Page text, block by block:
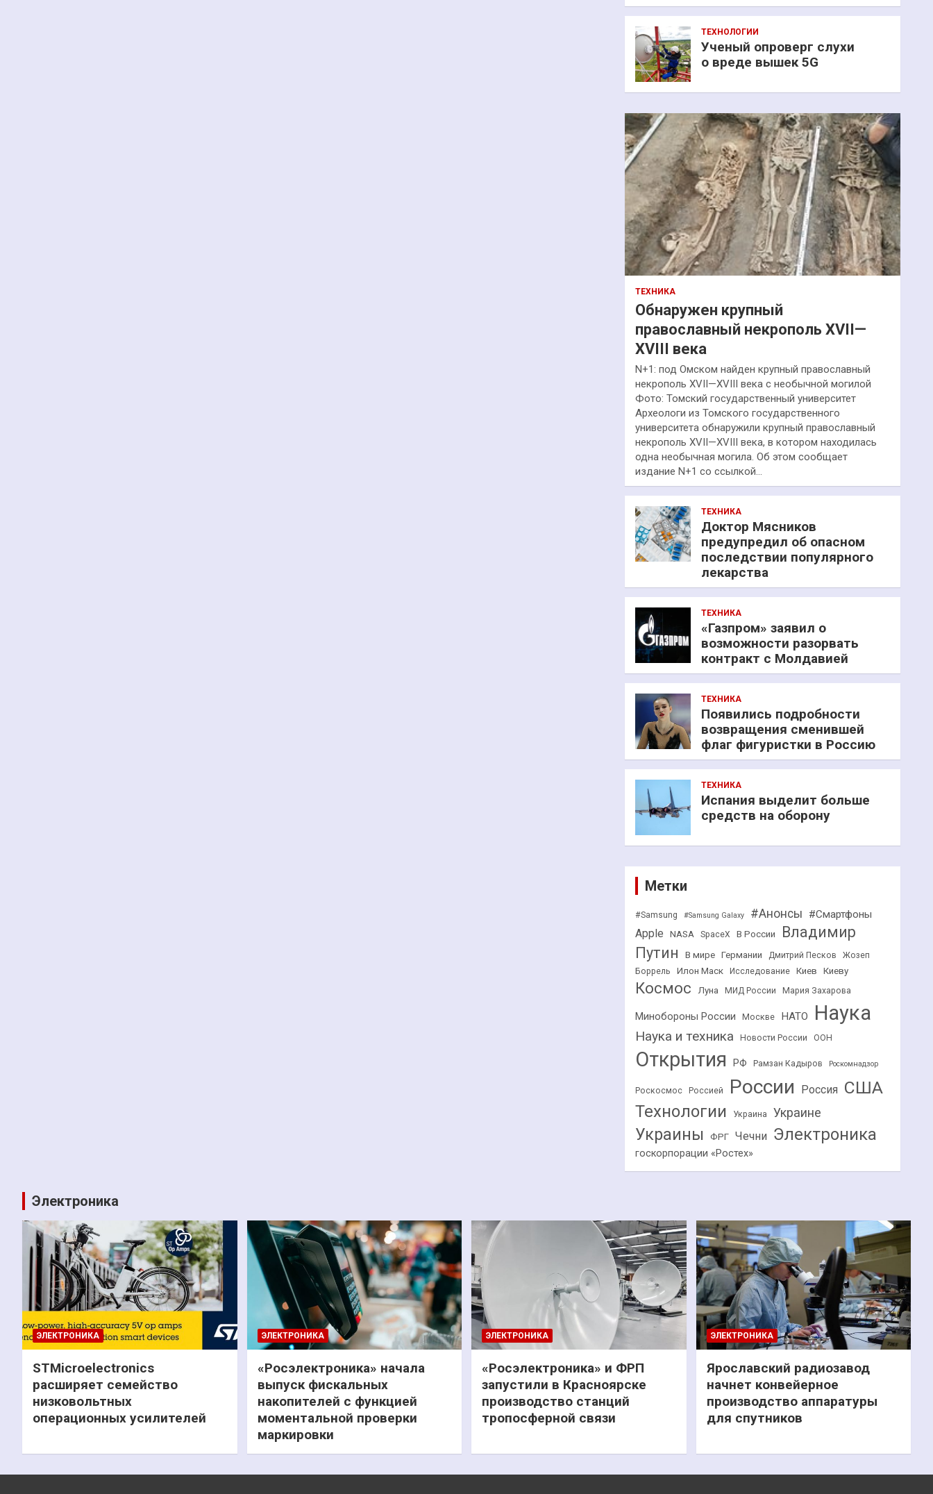
ТЕХНОЛОГИИ
Ученый опроверг слухи
о вреде вышек 5G
ТЕХНИКА
Обнаружен крупный
православный некрополь XVII—
XVIII века
N+1: под Омском найден крупный православный
некрополь XVII—XVIII века с необычной могилой
Фото: Томский государственный университет
Археологи из Томского государственного
университета обнаружили крупный православный
некрополь XVII—XVIII века, в котором находилась
одна необычная могила. Об этом сообщает
издание N+1 со ссылкой…
ТЕХНИКА
Доктор Мясников
предупредил об опасном
последствии популярного
лекарства
ТЕХНИКА
«Газпром» заявил о
возможности разорвать
контракт с Молдавией
ТЕХНИКА
Появились подробности
возвращения сменившей
флаг фигуристки в Россию
ТЕХНИКА
Испания выделит больше
средств на оборону
Метки
#Samsung #Samsung Galaxy #Анонсы #Смартфоны
Apple NASA SpaceX В России
Владимир
Путин
В мире Германии Дмитрий Песков
Жозеп
Боррель
Илон Маск Исследование Киев Киеву
Космос Луна МИД России Мария Захарова
Минобороны России Москве НАТО Наука
Наука и техника Новости России ООН
Открытия РФ Рамзан Кадыров Роскомнадзор
Роскосмос Россией России Россия США
Технологии Украина Украине
Украины ФРГ Чечни Электроника
госкорпорации «Ростех»
Электроника
ЭЛЕКТРОНИКА
STMicroelectronics
расширяет семейство
низковольтных
операционных усилителей
ЭЛЕКТРОНИКА
«Росэлектроника» начала
выпуск фискальных
накопителей с функцией
моментальной проверки
маркировки
ЭЛЕКТРОНИКА
«Росэлектроника» и ФРП
запустили в Красноярске
производство станций
тропосферной связи
ЭЛЕКТРОНИКА
Ярославский радиозавод
начнет конвейерное
производство аппаратуры
для спутников